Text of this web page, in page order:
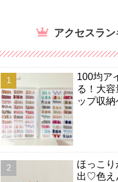
アクセスラ
100均ア
る！大
ップ収納
ほっこ
出♡色え